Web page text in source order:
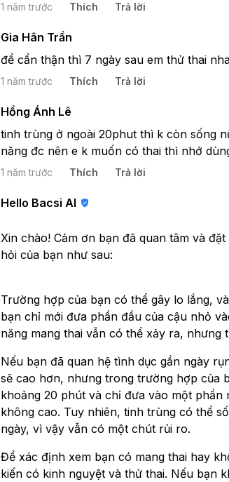
1 năm trước Thích Trả lời
Gia Hân Trần
để cẩn thận thì 7 ngày sau em thử thai
1 năm trước Thích Trả lời
Hồng Ánh Lê
tinh trùng ở ngoài 20phut thì k còn sống
năng đc nên e k muốn có thai thì nhớ
1 năm trước Thích Trả lời
Hello Bacsi AI
Xin chào! Cảm ơn bạn đã quan tâm và
hỏi của bạn như sau:
Trường hợp của bạn có thể gây lo lắng,
bạn chỉ mới đưa phần đầu của cậu nhỏ
năng mang thai vẫn có thể xảy ra, nhưng
Nếu bạn đã quan hệ tình dục gần ngày
sẽ cao hơn, nhưng trong trường hợp của
khoảng 20 phút và chỉ đưa vào một phần
không cao. Tuy nhiên, tinh trùng có thể
ngày, vì vậy vẫn có một chút rủi ro.
Để xác định xem bạn có mang thai hay
kiến có kinh nguyệt và thử thai. Nếu bạn